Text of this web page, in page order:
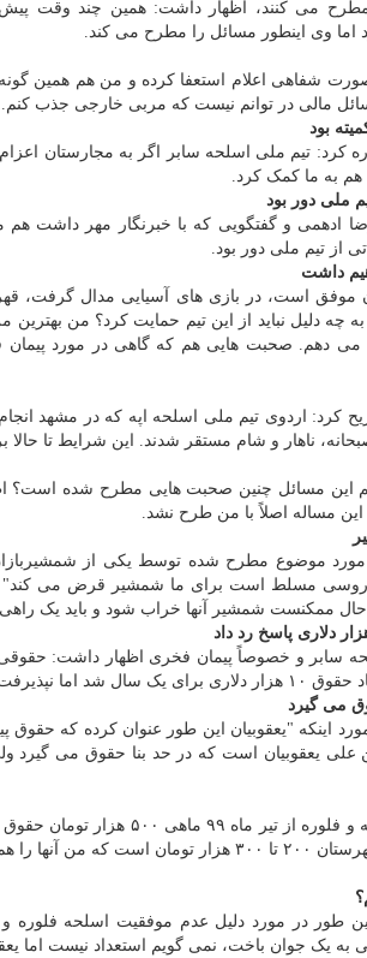
اما وی اینطور مسائل را مطرح می کند.
شفاهی اعلام استعفا کرده و من هم همین
مالی در توانم نیست که مربی خارجی جذب کنم.
بود
تیم ملی اسلحه سابر اگر به مجارستان اعزام
به ما کمک کرد.
ملی دور بود
ادهمی و گفتگویی که با خبرنگار مهر داشت
تیم ملی دور بود.
داشت
موفق است، در بازی های آسیایی مدال گرفت،
چه دلیل نباید از این تیم حمایت کرد؟ من
می دهم. صحبت هایی هم که گاهی در مورد
اردوی تیم ملی اسلحه اپه که در مشهد انجام
ناهار و شام مستقر شدند. این شرایط تا
این مسائل چنین صحبت هایی مطرح شده است؟
این مساله اصلاً با من طرح نشد.
موضوع مطرح شده توسط یکی از
روسی مسلط است برای ما شمشیر قرض می کند"
ممکنست شمشیر آنها خراب شود و باید یک راهی
اما نپذیرفت.
می گیرد
اینکه "یعقوبیان این طور عنوان کرده که حقوق
طور در مورد دلیل عدم موفقیت اسلحه فلوره
به یک جوان باخت، نمی گویم استعداد نیست اما